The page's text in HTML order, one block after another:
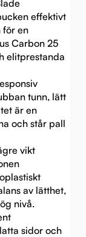
effektivt
för en
Carbon 25
elitprestanda
tunn, lätt
är en
och står pall
vikt
av lätthet,
nivå.
sidor och